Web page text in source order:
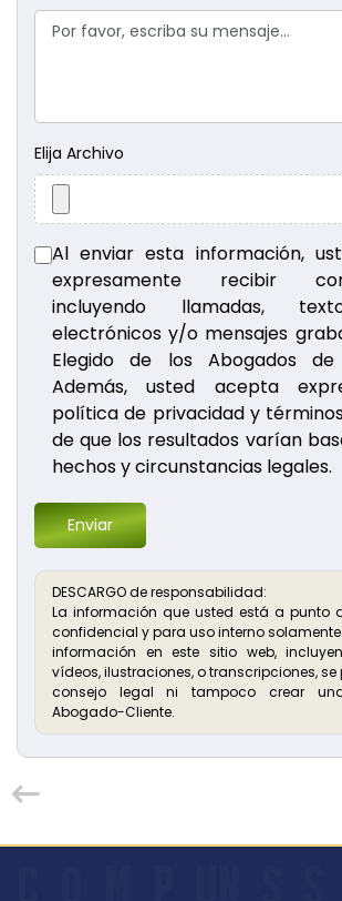
Elija Archivo
Al enviar esta información,
expresamente recibir
incluyendo llamadas,
electrónicos y/o mensajes
Elegido de los Abogados de
Además, usted acepta
política de privacidad y
de que los resultados varían
hechos y circunstancias legales.
Enviar
DESCARGO de responsabilidad:
La información que usted está a punto
confidencial y para uso interno
información en este sitio web,
vídeos, ilustraciones, o transcripciones, se
consejo legal ni tampoco crear
Abogado-Cliente.